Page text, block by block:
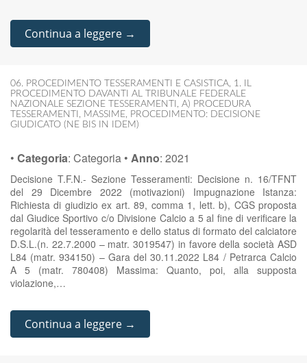
Continua a leggere →
06. PROCEDIMENTO TESSERAMENTI E CASISTICA, 1. IL
PROCEDIMENTO DAVANTI AL TRIBUNALE FEDERALE
NAZIONALE SEZIONE TESSERAMENTI , A) PROCEDURA
TESSERAMENTI , MASSIME, PROCEDIMENTO: DECISIONE
GIUDICATO (NE BIS IN IDEM)
• Categoria: Categoria • Anno: 2021
Decisione T.F.N.- Sezione Tesseramenti: Decisione n. 16/TFNT
del 29 Dicembre 2022 (motivazioni) Impugnazione Istanza:
Richiesta di giudizio ex art. 89, comma 1, lett. b), CGS proposta
dal Giudice Sportivo c/o Divisione Calcio a 5 al fine di verificare la
regolarità del tesseramento e dello status di formato del calciatore
D.S.L.(n. 22.7.2000 – matr. 3019547) in favore della società ASD
L84 (matr. 934150) – Gara del 30.11.2022 L84 / Petrarca Calcio
A 5 (matr. 780408) Massima: Quanto, poi, alla supposta
violazione,…
Continua a leggere →